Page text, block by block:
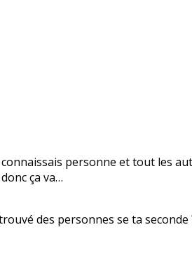
personne et tout les
ça va…
des personnes se ta seconde